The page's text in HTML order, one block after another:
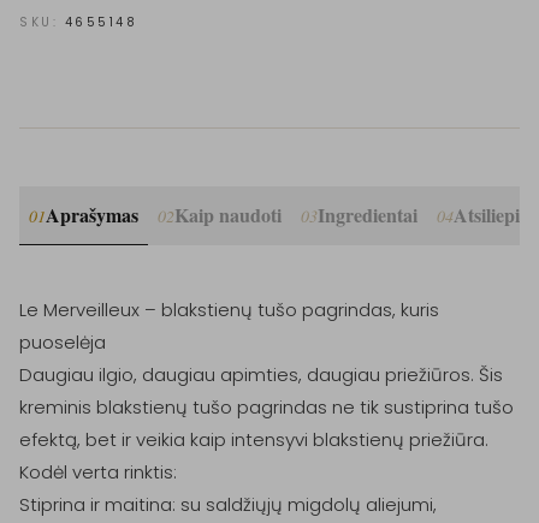
SKU: 4655148
01Aprašymas 02Kaip naudoti 03Ingredientai 04
Le Merveilleux – blakstienų tušo pagrindas, kuris
puoselėja
Daugiau ilgio, daugiau apimties, daugiau priežiūros. Šis
kreminis blakstienų tušo pagrindas ne tik sustiprina tušo
efektą, bet ir veikia kaip intensyvi blakstienų priežiūra.
Kodėl verta rinktis:
Stiprina ir maitina: su saldžiųjų migdolų aliejumi,